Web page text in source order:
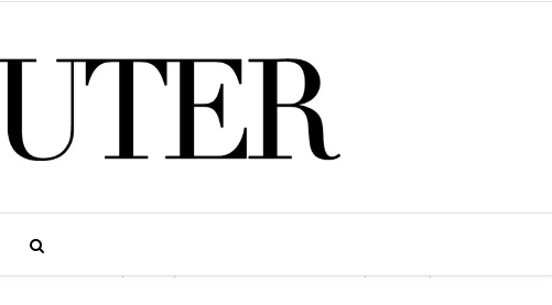
<SPAN>POSTS MAIS LIDOS</SPAN>